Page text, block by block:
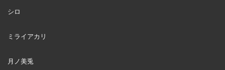
シロ
ミライアカリ
月ノ美兎
01